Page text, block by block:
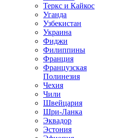
Теркс и Кайкос
Уганда
Узбекистан
Украина
Фиджи
Филиппины
Франция
Французская
Полинезия
Чехия
Чили
Швейцария
Шри-Ланка
Эквадор
Эстония